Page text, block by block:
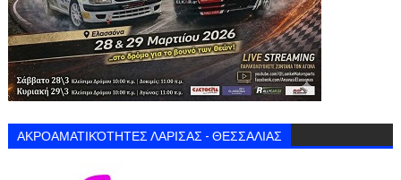
ΑΚΡΟΑΜΑΤΙΚΌΤΗΤΕΣ ΛΑΡΙΣΑΣ - ΘΕΣΣΑΛΙΑΣ